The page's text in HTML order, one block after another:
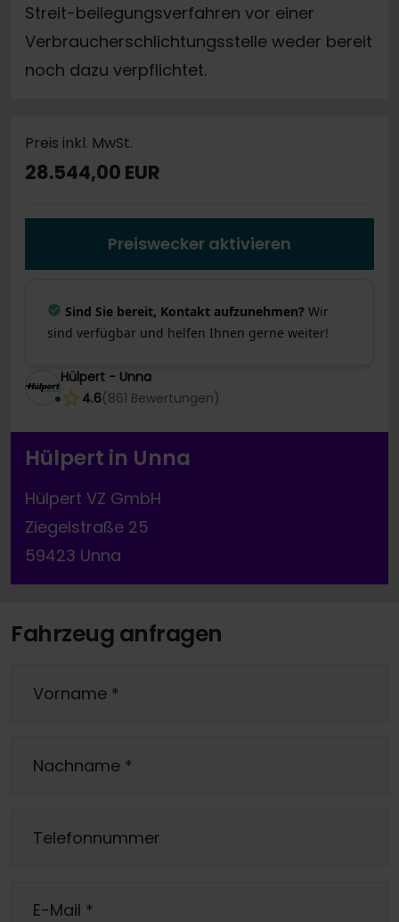
Streit-beilegungsverfahren vor einer
Verbraucherschlichtungsstelle weder bereit
noch dazu verpflichtet.
Preis inkl. MwSt.
28.544,00 EUR
Preiswecker aktivieren
Sind Sie bereit, Kontakt aufzunehmen? Wir
sind verfügbar und helfen Ihnen gerne weiter!
Hülpert - Unna
4.6(861 Bewertungen)
Hülpert in Unna
Hülpert VZ GmbH
Ziegelstraße 25
59423 Unna
Fahrzeug anfragen
Vorname *
Nachname *
Telefonnummer
E-Mail *